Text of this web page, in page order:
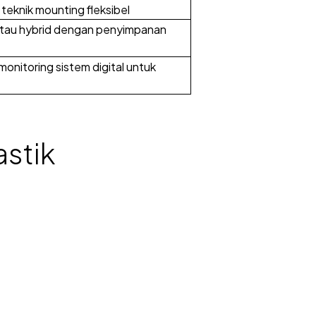
teknik mounting fleksibel
hybrid dengan penyimpanan
sistem digital untuk